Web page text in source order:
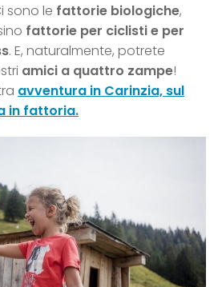
sono le fattorie biologiche,
fattorie per ciclisti e per
. E, naturalmente, potrete
amici a quattro zampe!
avventura in Carinzia, sul
in fattoria.